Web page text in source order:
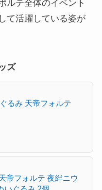
ルテ全体のイベント
て活躍している姿が
ズ
るみ 天帝フォルテ
帝フォルテ 夜絆ニウ